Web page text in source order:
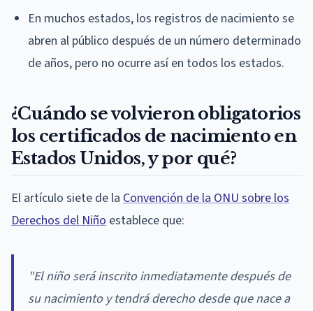
En muchos estados, los registros de nacimiento se
abren al público después de un número determinado
de años, pero no ocurre así en todos los estados.
¿Cuándo se volvieron obligatorios
los certificados de nacimiento en
Estados Unidos, y por qué?
El artículo siete de la Convención de la ONU sobre los
Derechos del Niño establece que:
"El niño será inscrito inmediatamente después de
su nacimiento y tendrá derecho desde que nace a